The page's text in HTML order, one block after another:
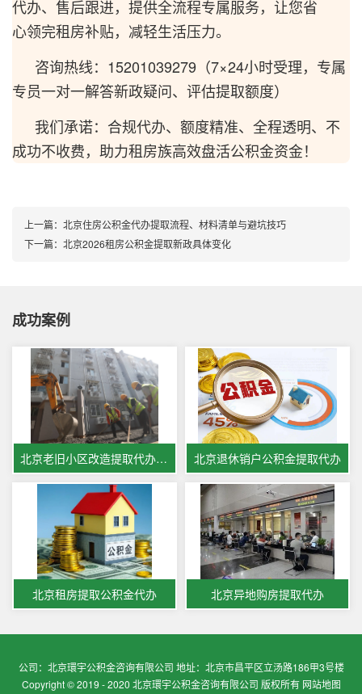
代办、售后跟进，提供全流程专属服务，让您省
心领完租房补贴，减轻生活压力。
咨询热线：15201039279（7×24小时受理，专属
专员一对一解答新政疑问、评估提取额度）
我们承诺：合规代办、额度精准、全程透明、不
成功不收费，助力租房族高效盘活公积金资金！
上一篇： 北京住房公积金代办提取流程、材料清单与避坑技巧
下一篇： 北京2026租房公积金提取新政具体变化
成功案例
北京老旧小区改造提取代办公积金 北京退休销户公积金提取代办
北京租房提取公积金代办 北京异地购房提取代办
公司：北京環宇公积金咨询有限公司 地址：北京市昌平区立汤路186甲3号楼
Copyright © 2019 - 2020 北京環宇公积金咨询有限公司 版权所有 网站地图